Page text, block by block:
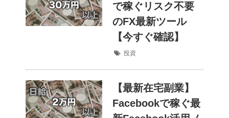
で稼ぐリスク不要
のFX最新ツール
【今すぐ確認】
投資
【最新在宅副業】
Facebookで稼ぐ最